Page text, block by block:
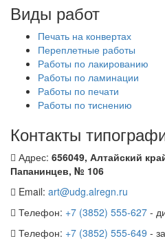
Виды работ
Печать на конвертах
Переплетные работы
Работы по лакированию
Работы по ламинации
Работы по печати
Работы по тиснению
Контакты
Адрес: 656049, Алтайский
Папанинцев, № 106
Email: art@udg.alregn.ru
Телефон: +7 (3852) 555-627 -
Телефон: +7 (3852) 555-649 -